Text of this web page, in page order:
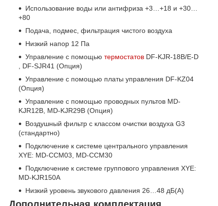
Использование воды или антифриза +3…+18 и +30…
+80
Подача, подмес, фильтрация чистого воздуха
Низкий напор 12 Па
Управление с помощью термостатов DF-KJR-18B/E-D
, DF-SJR41 (Опция)
Управление с помощью платы управления DF-KZ04
(Опция)
Управление с помощью проводных пультов MD-
KJR12B, MD-KJR29B (Опция)
Воздушный фильтр с классом очистки воздуха G3
(стандартно)
Подключение к системе центрального управления
XYE: MD-CCM03, MD-CCM30
Подключение к системе группового управления XYE:
MD-KJR150A
Низкий уровень звукового давления 26…48 дБ(А)